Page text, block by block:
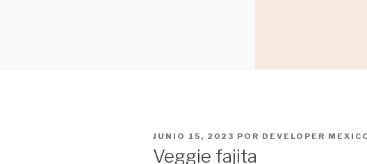
PUBLICADO
JUNIO 15, 2023 POR DEVELOPER
Veggie fajita